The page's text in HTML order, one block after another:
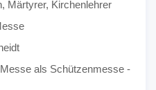
Märtyrer, Kirchenlehrer
als Schützenmesse -